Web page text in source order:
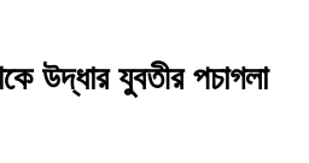
উদ্ধার যুবতীর পচাগলা